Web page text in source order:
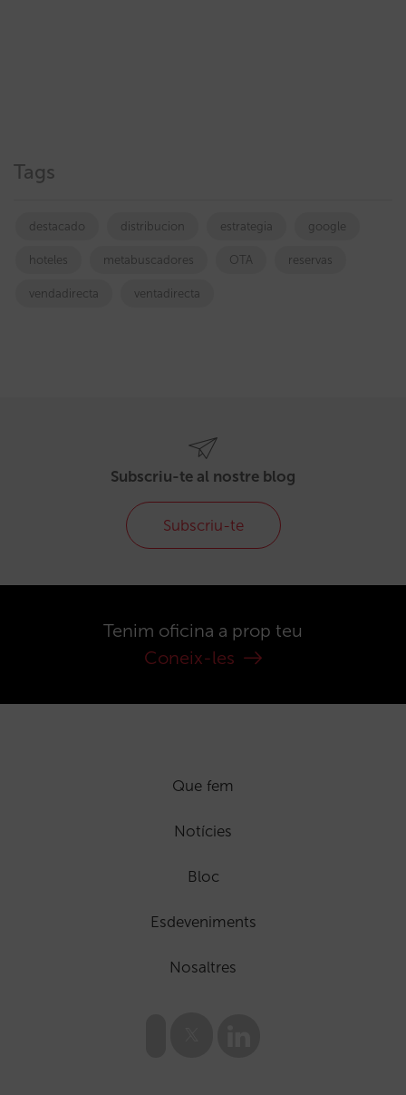
Tags
destacado distribucion estrategia google
hoteles metabuscadores OTA reservas
vendadirecta ventadirecta
Subscriu-te al nostre blog
Subscriu-te
Tenim oficina a prop teu
Coneix-les
Que fem
Notícies
Bloc
Esdeveniments
Nosaltres